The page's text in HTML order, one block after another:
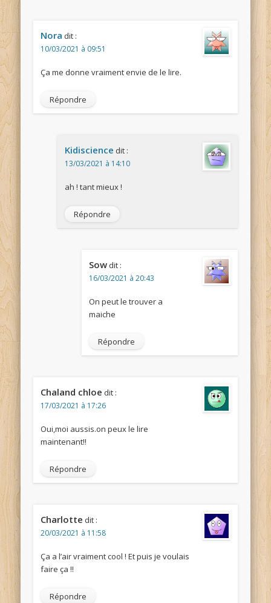
Nora dit :
10/03/2021 à 09:51
Ça me donne vraiment envie de le lire.
Répondre
Kidiscience dit :
13/03/2021 à 14:10
ah ! tant mieux !
Répondre
Sow dit :
16/03/2021 à 20:43
On peut le trouver a
maiche
Répondre
Chaland chloe dit :
17/03/2021 à 17:26
Oui,moi aussis.on peux le lire
maintenant!!
Répondre
Charlotte dit :
20/03/2021 à 11:58
Ça a l’air vraiment cool ! Et puis je voulais
faire ça !!
Répondre